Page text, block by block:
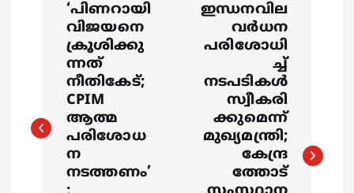
t
n
‘പിണറായി
വിജയനെ
ക്രൂശിക്കു
ന്നത്
നീതികേട്;
CPIM
ആത്മ
പരിശോധ
ന
നടത്തണം’
ഇന്ധനവില
വർധന
പരിശോധി
ച്ച്
നടപടികൾ
സ്വീകരി
ക്കുമെന്ന്
മുഖ്യമന്ത്രി;
കേന്ദ്ര
ത്തോട്